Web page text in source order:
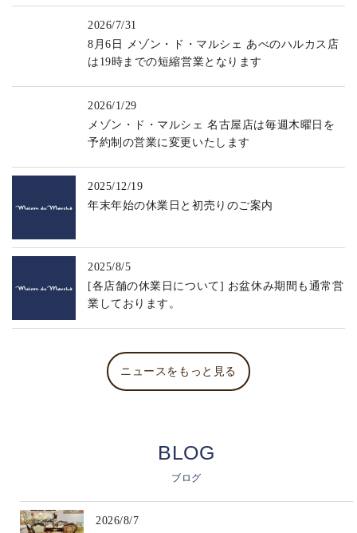
2026/7/31
8月6日 メゾン・ド・マルシェ あべのハルカス店
は19時までの短縮営業となります
2026/1/29
メゾン・ド・マルシェ 名古屋店は毎週木曜日を
予約制の営業に変更いたします
2025/12/19
年末年始の休業日と初売りのご案内
2025/8/5
[各店舗の休業日について] お盆休み期間も通常営
業しております。
ニュースをもっと見る
BLOG
ブログ
2026/8/7